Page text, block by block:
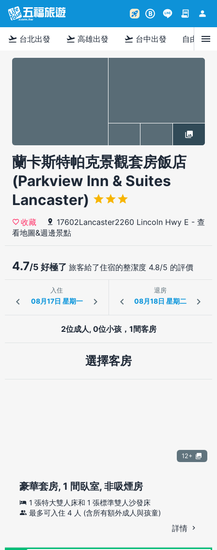
rocket_launch B contract person
flight_takeoff 台北出發 flight_takeoff 高雄出發 flight_takeoff 台中出發 自由行menu
蘭卡斯特帕克景觀套房飯店
(Parkview Inn & Suites
Lancaster)
收藏 17602Lancaster2260 Lincoln Hwy E - 查
看地圖&週邊景點
4.7/5 好極了 旅客給了住宿的整潔度 4.8/5 的評價
入住 退房
2位成人, 0位小孩，1間客房
選擇客房
12+
豪華套房, 1 間臥室, 非吸煙房
1 張特大雙人床和 1 張標準雙人沙發床
最多可入住 4 人 (含所有額外成人與孩童)
詳情